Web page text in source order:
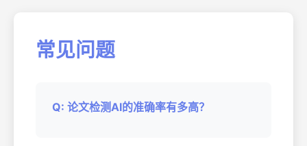
常见问题
Q: 论文检测AI的准确率有多高？